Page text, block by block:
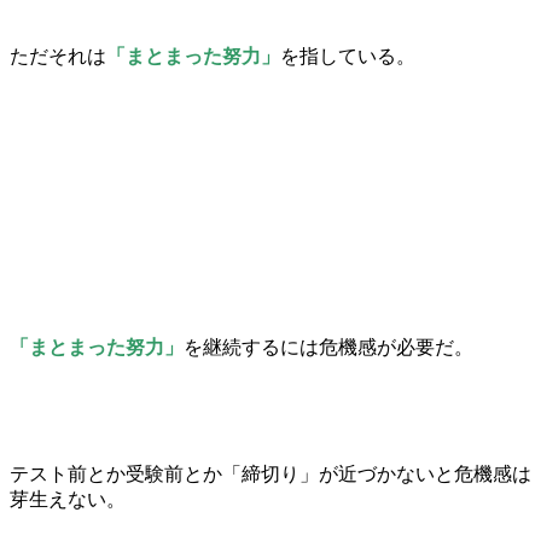
ただそれは 「まとまった努力」 を指している。
「まとまった努力」 を継続するには危機感が必要だ。
テスト前とか受験前とか「締切り」が近づかないと危機感は
芽生えない。